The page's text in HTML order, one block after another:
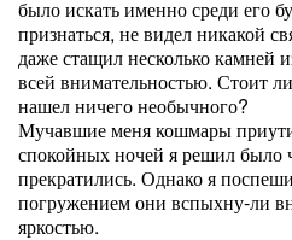
было искать именно среди его
признаться, не видел никакой
даже стащил несколько камней
всей внимательностью. Стоит
нашел ничего необычного?
Мучавшие меня кошмары
спокойных ночей я решил было
прекратились. Однако я
погружением они вспыхну-ли
яркостью.